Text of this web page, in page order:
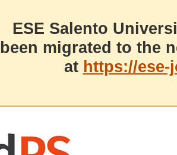
ESE Salento
been migrated to the
at https://